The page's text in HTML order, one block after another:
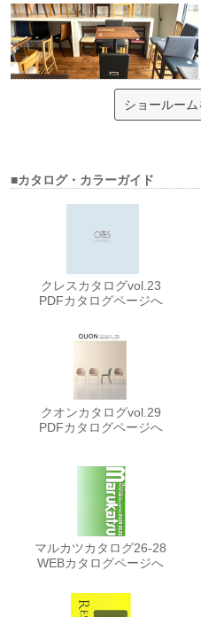
ショールー
■カタログ・カラーガイド
クレスカタログvol.23
PDFカタログページへ
クオンカタログvol.29
PDFカタログページへ
マルカツカタログ26-28
WEBカタログページへ